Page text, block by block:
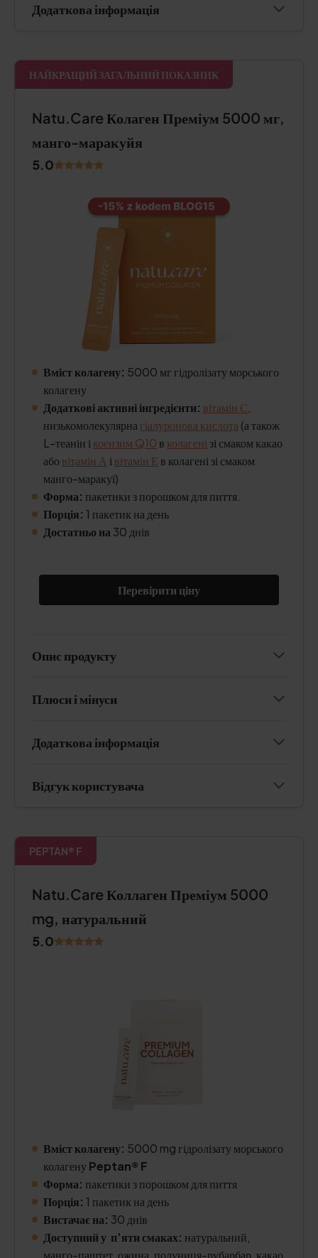
Додаткова інформація
НАЙКРАЩИЙ ЗАГАЛЬНИЙ ПОКАЗНИК
Natu.Care Колаген Преміум 5000 мг,
манго-маракуйя
5.0
Вміст колагену: 5000 мг гідролізату морського
колагену
Додаткові активні інгредієнти: вітамін С
низькомолекулярна гіалуронова кислота (а також
L-теанін і коензим Q10 в колагені зі смаком какао
або вітамін А і вітамін Е в колагені зі смаком
манго-маракуї)
Форма: пакетики з порошком для пиття.
Порція: 1 пакетик на день
Достатньо на 30 днів
Перевірити ціну
Опис продукту
Плюси і мінуси
Додаткова інформація
Відгук користувача
PEPTAN® F
Natu.Care Коллаген Преміум 5000
mg, натуральний
5.0
Вміст колагену: 5000 mg гідролізату морського
колагенуPeptan® F
Форма: пакетики з порошком для пиття
Порція: 1 пакетик на день
Вистачає на: 30 днів
Доступний у п’яти смаках: натуральний,
манго-паштет, ожина, полуниця-рубарбар, какао